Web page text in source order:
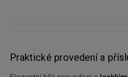
Praktické provedení a